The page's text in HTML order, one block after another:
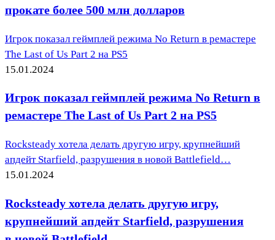
прокате более 500 млн долларов
Игрок показал геймплей режима No Return в ремастере
The Last of Us Part 2 на PS5
15.01.2024
Игрок показал геймплей режима No Return в
ремастере The Last of Us Part 2 на PS5
Rocksteady хотела делать другую игру, крупнейший
апдейт Starfield, разрушения в новой Battlefield…
15.01.2024
Rocksteady хотела делать другую игру,
крупнейший апдейт Starfield, разрушения